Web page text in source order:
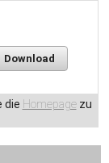
Download
die Homepagezu